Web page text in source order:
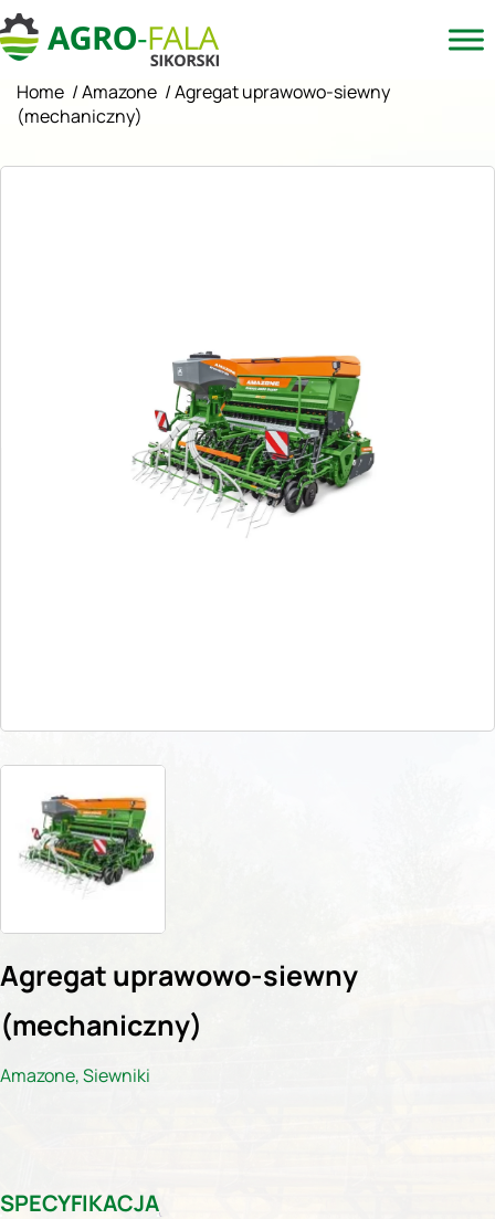
Home /Amazone /Agregat uprawowo-siewny
(mechaniczny)
Agregat uprawowo-siewny
(mechaniczny)
Amazone,Siewniki
SPECYFIKACJA